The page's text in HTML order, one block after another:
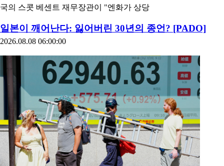
국의 스콧 베센트 재무장관이 "엔화가 상당
일본이 깨어난다: 잃어버린 30년의 종언? [PADO]
2026.08.08 06:00:00